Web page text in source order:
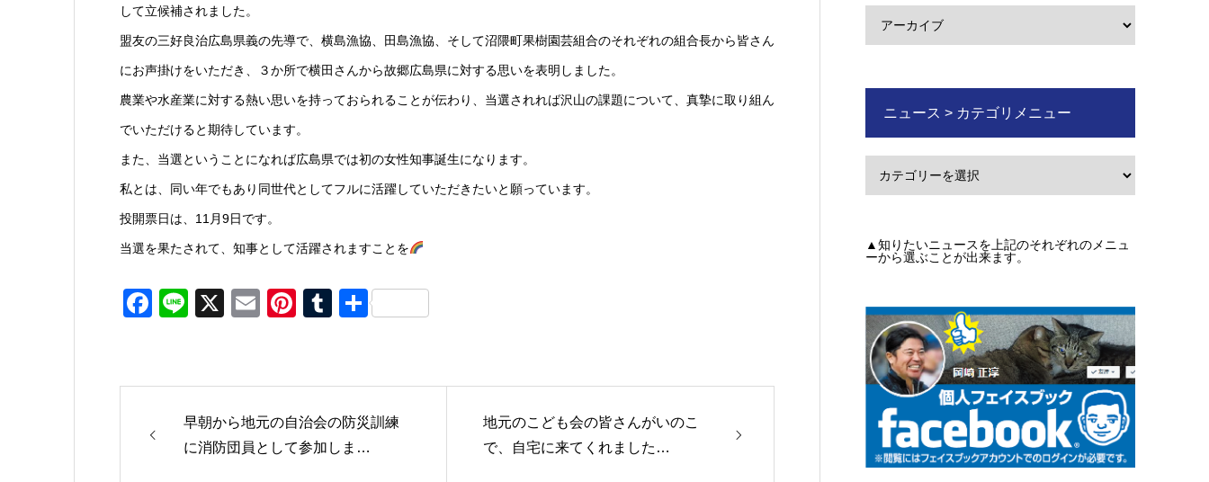
して立候補されました。
盟友の三好良治広島県義の先導で、横島漁協、田島漁協、そして沼隈町果樹園芸組合のそれぞれの組合長から皆さん
にお声掛けをいただき、３か所で横田さんから故郷広島県に対する思いを表明しました。
農業や水産業に対する熱い思いを持っておられることが伝わり、当選されれば沢山の課題について、真摯に取り組ん
でいただけると期待しています。
また、当選ということになれば広島県では初の女性知事誕生になります。
私とは、同い年でもあり同世代としてフルに活躍していただきたいと願っています。
投開票日は、11月9日です。
当選を果たされて、知事として活躍されますことを
Facebook
Line
X EmailPinterest
Tumblr
共
早朝から地元の自治会の防災訓練
に消防団員として参加しま…
地元のこども会の皆さんがいのこ
で、自宅に来てくれました…
ニュース > カテゴリメニュー
▲知りたいニュースを上記のそれぞれのメニュ
ーから選ぶことが出来ます。